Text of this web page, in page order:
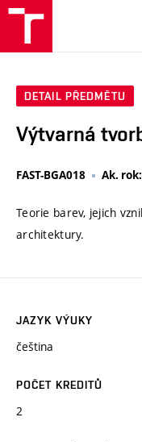
DETAIL PŘEDMĚTU
Výtvarná
FAST-BGA018 Ak.
Teorie barev, jejich
architektury.
JAZYK VÝUKY
čeština
POČET KREDITŮ
2